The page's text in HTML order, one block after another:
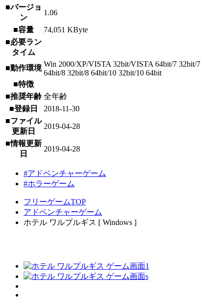
■バージョ
ン
1.06
■容量
74,051 KByte
■必要ラン
タイム
■動作環境 Win 2000/XP/VISTA 32bit/VISTA 64bit/7 32bit/7
64bit/8 32bit/8 64bit/10 32bit/10 64bit
■特徴
■推奨年齢 全年齢
■登録日
2018-11-30
■ファイル
更新日
2019-04-28
■情報更新
日
2019-04-28
#アドベンチャーゲーム
#ホラーゲーム
フリーゲームTOP
アドベンチャーゲーム
ホテル ワルプルギス [ Windows ]